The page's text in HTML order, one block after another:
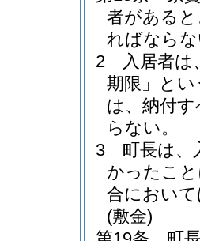
者がある
ればなら
2
入居者は
期限」とい
は、納付
らない。
3
町長は、
かったこ
合におい
(敷金)